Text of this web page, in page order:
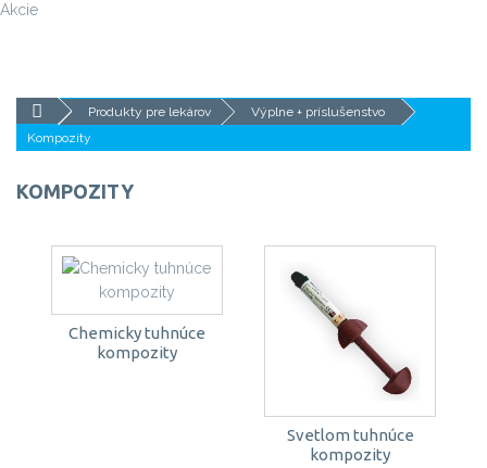
Akcie
Produkty pre lekárov
Výplne + príslušenstvo
Kompozity
KOMPOZITY
Chemicky tuhnúce
kompozity
Svetlom tuhnúce
kompozity